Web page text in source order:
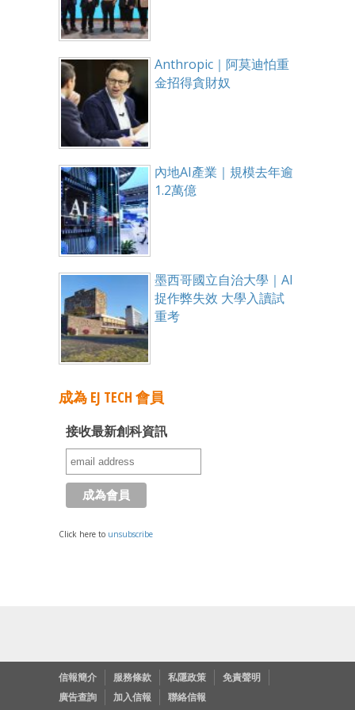
Anthropic｜阿莫迪怕重
金招得貪財奴
內地AI產業｜規模去年逾
1.2萬億
墨西哥國立自治大學｜AI
捉作弊失效 大學入讀試
重考
成為 EJ TECH 會員
接收最新創科資訊
Click here to unsubscribe
信報簡介 服務條款 私隱政策
免責聲明
廣告查詢
加入信報 聯絡信報